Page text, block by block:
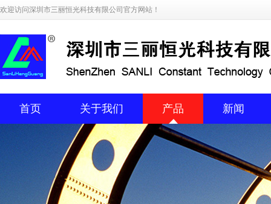
欢迎访问深圳市三丽恒光科技有限公司官方网站！
首页 关于我们 产品 新闻